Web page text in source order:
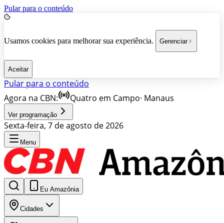
Pular para o conteúdo
Usamos cookies para melhorar sua experiência. Gerenciar
Aceitar
Pular para o conteúdo
Agora na CBN:
Quatro em Campo· Manaus
Ver programação
Sexta-feira, 7 de agosto de 2026
Menu
Eu Amazônia
Cidades